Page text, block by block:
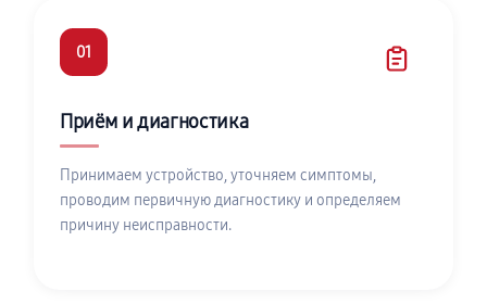
01
Приём и диагностика
Принимаем устройство, уточняем симптомы,
проводим первичную диагностику и определяем
причину неисправности.